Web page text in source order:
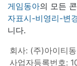
게임동아의 모든
자표시-비영리-변
니다.
회사: (주)아이티
사업자등록번호: